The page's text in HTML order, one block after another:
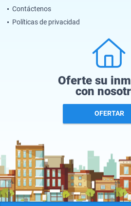
Contáctenos
Políticas de privacidad
Oferte su
con
OFERTAR